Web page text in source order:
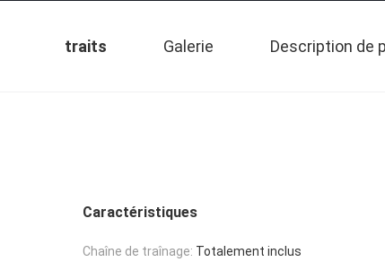
traits Galerie Description de
Caractéristiques
Chaîne de traînage: Totalement inclus